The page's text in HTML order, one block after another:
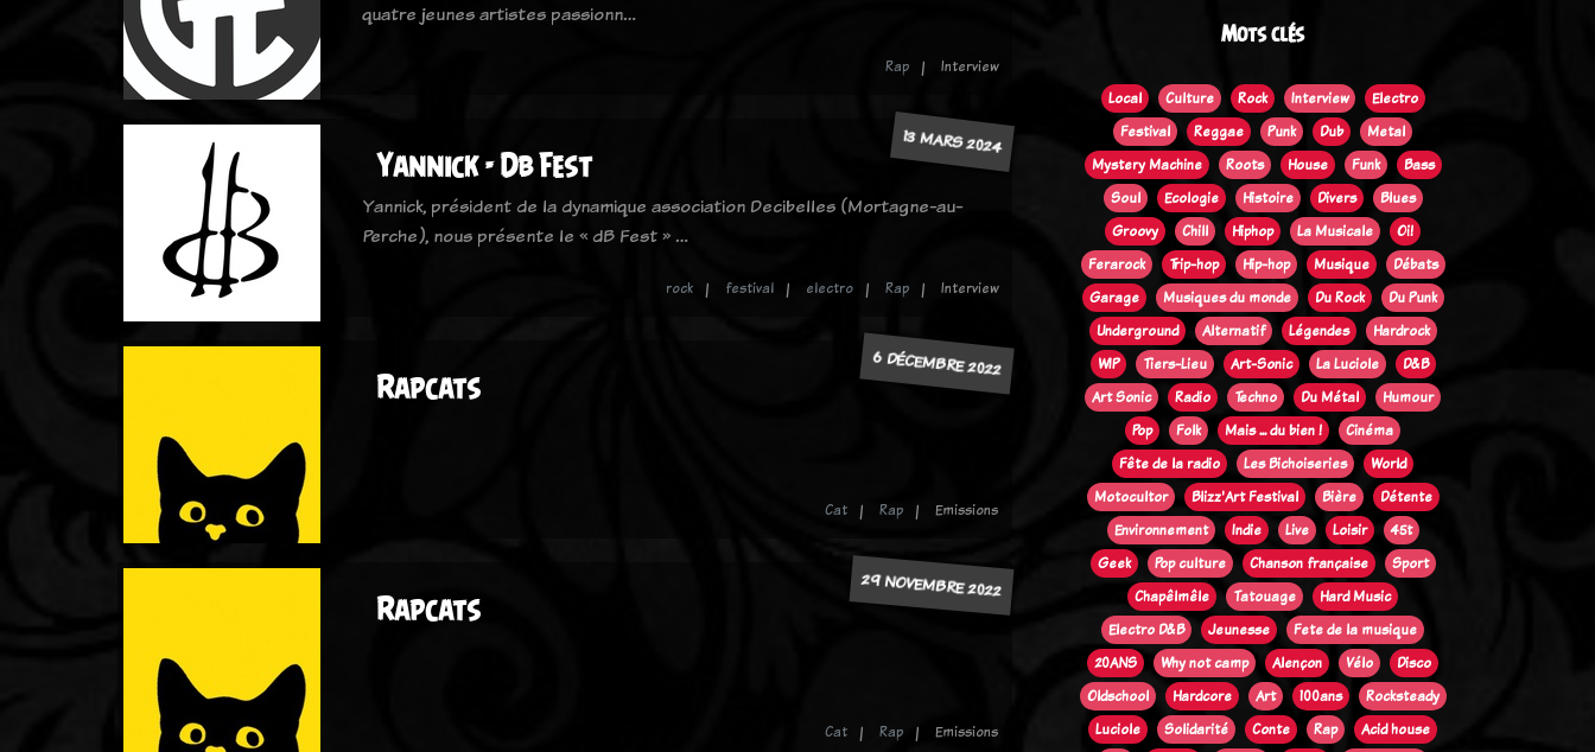
quatre jeunes artistes passionn…
Rap Interview
13 MARS 2024
Yannick - Db Fest
Yannick, président de la dynamique association Decibelles (Mortagne-au-
Perche), nous présente le « dB Fest » …
rock festival electro Rap Interview
6 DÉCEMBRE 2022
Rapcats
Cat Rap Emissions
29 NOVEMBRE 2022
Rapcats
Cat Rap Emissions
Mots clés
Local Culture Rock Interview
Electro
Festival
Reggae Punk Dub
Metal
Mystery Machine
Roots House Funk
Bass
Soul
Ecologie Histoire Divers
Blues
Groovy
Chill Hiphop La Musicale
Oi!
Ferarock
Trip-hop Hip-hop Musique
Débats
Garage
Musiques du monde Du Rock
Du Punk
Underground
Alternatif Légendes
Hardrock
WIP
Tiers-Lieu Art-Sonic La Luciole
D&B
Art Sonic
Radio Techno Du Métal
Humour
Pop
Folk Mais ... du bien !
Cinéma
Fête de la radio
Les Bichoiseries
World
Motocultor
Blizz'Art Festival Bière
Détente
Environnement
Indie Live Loisir
45t
Geek
Pop culture Chanson française
Sport
Chapêlmêle
Tatouage
Hard Music
Electro D&B
Jeunesse
Fete de la musique
20ANS
Why not camp Alençon Vélo
Disco
Oldschool
Hardcore Art 100ans
Rocksteady
Luciole
Solidarité Conte Rap
Acid house